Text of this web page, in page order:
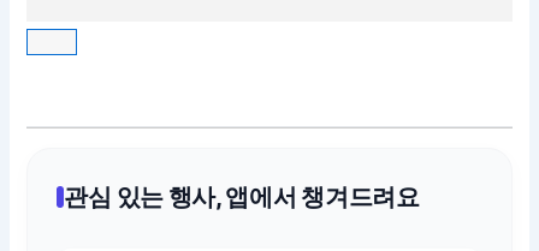
관심 있는 행사, 앱에서 챙겨드려요